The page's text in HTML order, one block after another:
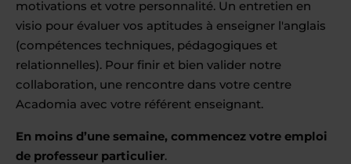
motivations et votre personnalité. Un entretien en
visio pour évaluer vos aptitudes à enseigner l'anglais
(compétences techniques, pédagogiques et
relationnelles). Pour finir et bien valider notre
collaboration, une rencontre dans votre centre
Acadomia avec votre référent enseignant.
En moins d’une semaine, commencez votre emploi
de professeur particulier.